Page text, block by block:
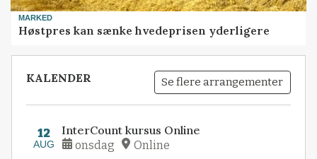
MARKED
Høstpres kan sænke hvedeprisen yderligere
KALENDER Se flere arrangementer
12
AUG
InterCount kursus Online
onsdag Online